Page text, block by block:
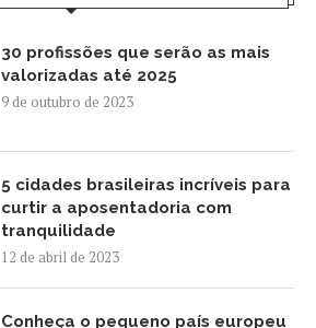
30 profissões que serão as mais
valorizadas até 2025
9 de outubro de 2023
5 cidades brasileiras incríveis para
curtir a aposentadoria com
tranquilidade
12 de abril de 2023
Conheça o pequeno país europeu